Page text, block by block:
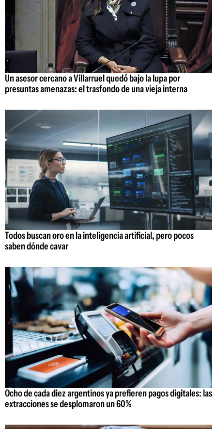
Un asesor cercano a Villarruel quedó bajo la lupa por
presuntas amenazas: el trasfondo de una vieja interna
Todos buscan oro en la inteligencia artificial, pero pocos
saben dónde cavar
Ocho de cada diez argentinos ya prefieren pagos digitales: las
extracciones se desplomaron un 60%